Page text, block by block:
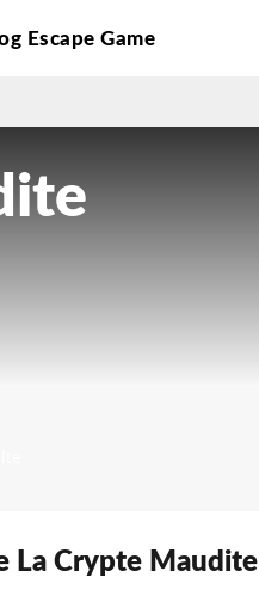
Escape Game
La Crypte Maudite